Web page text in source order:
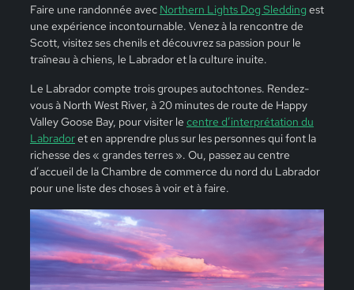
Faire une randonnée avec Northern Lights Dog Sledding est
une expérience incontournable. Venez à la rencontre de
Scott, visitez ses chenils et découvrez sa passion pour le
traîneau à chiens, le Labrador et la culture inuite.
Le Labrador compte trois groupes autochtones. Rendez-
vous à North West River, à 20 minutes de route de Happy
Valley Goose Bay, pour visiter le centre d’interprétation du
Labradoret en apprendre plus sur les personnes qui font la
richesse des « grandes terres ». Ou, passez au centre
d’accueil de la Chambre de commerce du nord du Labrador
pour une liste des choses à voir et à faire.